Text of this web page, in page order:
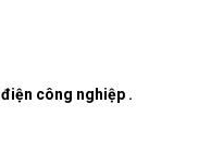
điện công nghiệp .